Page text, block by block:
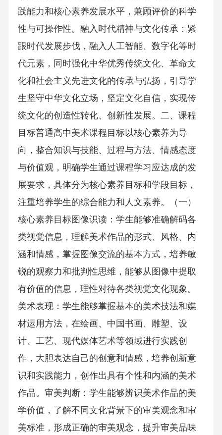
践能力和核心素养发展水平，兼顾评价的科学
性与可操作性。融入时代精神与文化传承：紧
跟时代发展步伐，融入人工智能、数字化等时
代元素，同时强化中华优秀传统文化、革命文
化和社会主义先进文化的传承与弘扬，引导学
生坚守中华文化立场，坚定文化自信，实现传
统文化的创造性转化、创新性发展。二、课程
目标普通高中美术课程目标以核心素养为导
向，整合知识与技能、过程与方法、情感态度
与价值观，明确学生通过课程学习应达成的发
展要求，具体分为核心素养目标和学段目标，
注重培养学生的综合能力和人文素养。（一）
核心素养目标图像识读：学生能够准确解码各
类视觉信息，理解美术作品的形式、风格、内
涵和情感，掌握图像交流的基本方式，培养敏
锐的观察力和批判性思维，能够从图像中提取
有价值的信息，理性对待各类视觉文化现象。
美术表现：学生能够掌握基本的美术技法和媒
材运用方法，在绘画、中国书画、雕塑、设
计、工艺、现代媒体艺术等领域进行实践创
作，大胆表达自己的创意和情感，培养创新意
识和实践能力，创作出具有个性和内涵的美术
作品。审美判断：学生能够辨识美术作品的美
学价值，了解不同文化背景下的审美观念和审
美标准，形成正确的审美观念，提升审美品味